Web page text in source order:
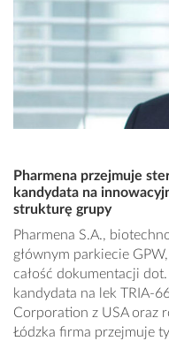
Pharmena przejmuje
kandydata na
strukturę grupy
Pharmena S.A.,
głównym parkiecie
całość dokumentacji
kandydata na lek TRIA-
Corporation z USA oraz
Łódzka firma przejmuje